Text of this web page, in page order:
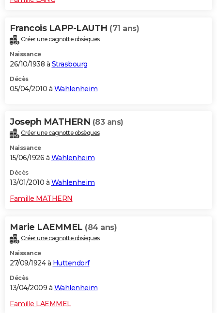
Francois LAPP-LAUTH (71 ans)
Créer une cagnotte obsèques
Naissance
26/10/1938 à Strasbourg
Décès
05/04/2010 à Wahlenheim
Joseph MATHERN (83 ans)
Créer une cagnotte obsèques
Naissance
15/06/1926 à Wahlenheim
Décès
13/01/2010 à Wahlenheim
Famille MATHERN
Marie LAEMMEL (84 ans)
Créer une cagnotte obsèques
Naissance
27/09/1924 à Huttendorf
Décès
13/04/2009 à Wahlenheim
Famille LAEMMEL